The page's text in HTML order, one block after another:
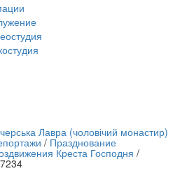
Лавра (чоловічий монастир)
/ Празднование
Креста Господня /